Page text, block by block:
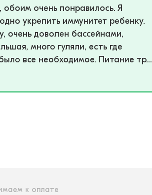
очень понравилось. Я
укрепить иммунитет ребенку.
очень доволен бассейнами,
много гуляли, есть где
все необходимое. Питание тр...
к оплате